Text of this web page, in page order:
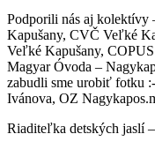
Podporili nás aj kolektívy
Kapušany, CVČ Veľké
Veľké Kapušany,
Magyar Óvoda –
zabudli sme urobiť fotku
Ivánova, OZ
Riaditeľka detských jaslí